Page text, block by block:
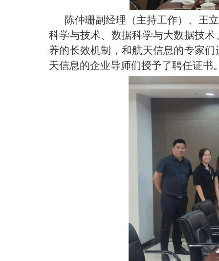
陈仲珊副经理（主持工作）、王
科学与技术、数据科学与大数据技
养的长效机制，和航天信息的专家
天信息的企业导师们授予了聘任证书